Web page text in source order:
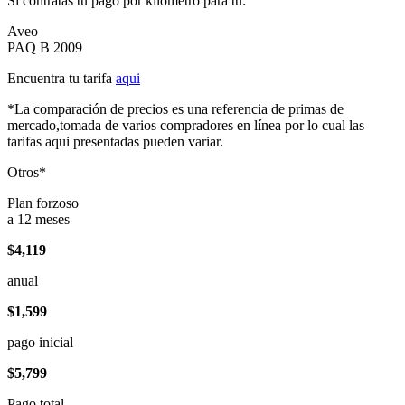
Aveo
PAQ B 2009
Encuentra tu tarifa aqui
*La comparación de precios es una referencia de primas de
mercado,tomada de varios compradores en línea por lo cual las
tarifas aqui presentadas pueden variar.
Otros*
Plan forzoso
a 12 meses
$4,119
anual
$1,599
pago inicial
$5,799